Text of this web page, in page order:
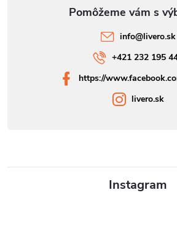
Instagram
info@livero.sk
+421 232 195
https://
livero.sk